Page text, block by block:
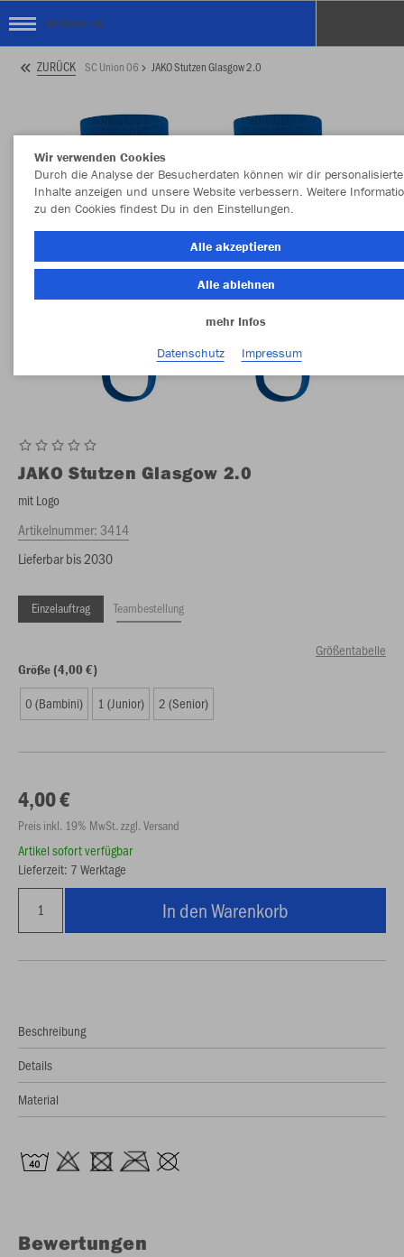
SC Union 06
ZURÜCK SC Union 06 JAKO Stutzen Glasgow 2.0
JAKO Stutzen Glasgow 2.0
mit Logo
Artikelnummer:3414
Lieferbar bis 2030
Einzelauftrag Teambestellung
Größentabelle
Größe (4,00 €)
0 (Bambini) 1 (Junior) 2 (Senior)
4,00 €
Preis inkl. 19% MwSt. zzgl. Versand
Artikel sofort verfügbar
Lieferzeit: 7 Werktage
In den Warenkorb
Beschreibung
Details
Material
Bewertungen
Wir verwenden Cookies
Durch die Analyse der Besucherdaten können wir dir personalisierte
Inhalte anzeigen und unsere Website verbessern. Weitere
zu den Cookies findest Du in den Einstellungen.
Alle akzeptieren
Alle ablehnen
mehr Infos
Datenschutz
Impressum